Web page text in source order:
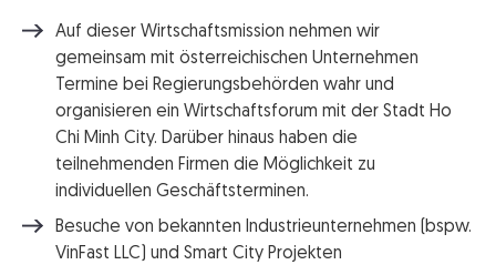
Auf dieser Wirtschaftsmission nehmen wir
gemeinsam mit österreichischen Unternehmen
Termine bei Regierungsbehörden wahr und
organisieren ein Wirtschaftsforum mit der Stadt Ho
Chi Minh City. Darüber hinaus haben die
teilnehmenden Firmen die Möglichkeit zu
individuellen Geschäftsterminen.
Besuche von bekannten Industrieunternehmen (bspw.
VinFast LLC) und Smart City Projekten